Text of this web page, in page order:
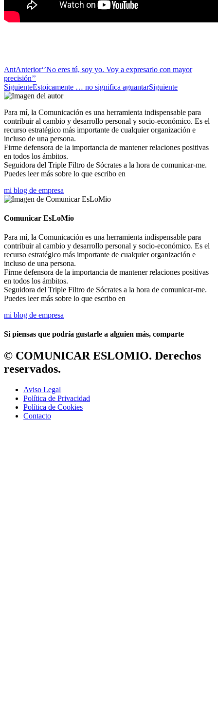
AntAnterior‘’No eres tú, soy yo. Voy a expresarlo con mayor
precisión’’
SiguienteEstoicamente … no significa aguantarSiguiente
Para mí, la Comunicación es una herramienta indispensable para
contribuir al cambio y desarrollo personal y socio-económico. Es el
recurso estratégico más importante de cualquier organización e
incluso de una persona.
Firme defensora de la importancia de mantener relaciones positivas
en todos los ámbitos.
Seguidora del Triple Filtro de Sócrates a la hora de comunicar-me.
Puedes leer más sobre lo que escribo en
mi blog de empresa
Comunicar EsLoMio
Para mí, la Comunicación es una herramienta indispensable para
contribuir al cambio y desarrollo personal y socio-económico. Es el
recurso estratégico más importante de cualquier organización e
incluso de una persona.
Firme defensora de la importancia de mantener relaciones positivas
en todos los ámbitos.
Seguidora del Triple Filtro de Sócrates a la hora de comunicar-me.
Puedes leer más sobre lo que escribo en
mi blog de empresa
Si piensas que podría gustarle a alguien más, comparte​
© COMUNICAR ESLOMIO. Derechos
reservados.
Aviso Legal
Política de Privacidad
Política de Cookies
Contacto